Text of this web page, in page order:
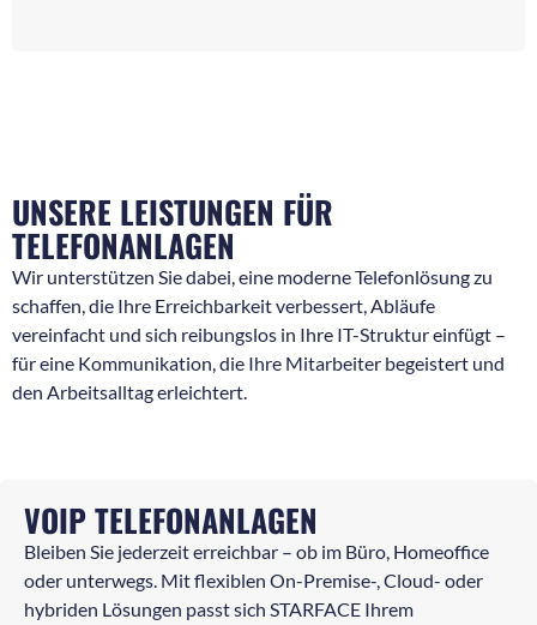
UNSERE LEISTUNGEN FÜR
TELEFONANLAGEN
Wir unterstützen Sie dabei, eine moderne Telefonlösung zu
schaffen, die Ihre Erreichbarkeit verbessert, Abläufe
vereinfacht und sich reibungslos in Ihre IT-Struktur einfügt –
für eine Kommunikation, die Ihre Mitarbeiter begeistert und
den Arbeitsalltag erleichtert.
VOIP TELEFONANLAGEN
Bleiben Sie jederzeit erreichbar – ob im Büro, Homeoffice
oder unterwegs. Mit flexiblen On-Premise-, Cloud- oder
hybriden Lösungen passt sich STARFACE Ihrem